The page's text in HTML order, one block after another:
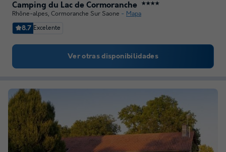
Camping du Lac de Cormoranche ★★★★
Rhône-alpes, Cormoranche Sur Saone Mapa
8.7 Excelente
Ver otras disponibilidades